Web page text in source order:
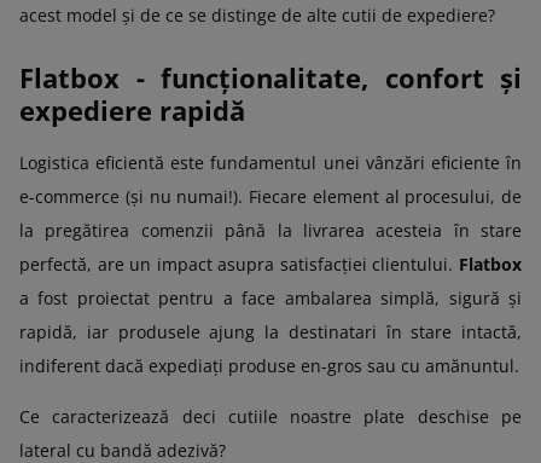
acest model și de ce se distinge de alte cutii de expediere?
Flatbox - funcționalitate, confort și
expediere rapidă
Logistica eficientă este fundamentul unei vânzări eficiente în
e-commerce (și nu numai!). Fiecare element al procesului, de
la pregătirea comenzii până la livrarea acesteia în stare
perfectă, are un impact asupra satisfacției clientului. Flatbox
a fost proiectat pentru a face ambalarea simplă, sigură și
rapidă, iar produsele ajung la destinatari în stare intactă,
indiferent dacă expediați produse en-gros sau cu amănuntul.
Ce caracterizează deci cutiile noastre plate deschise pe
lateral cu bandă adezivă?